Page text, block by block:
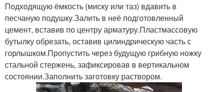
Подходящую ёмкость (миску или таз) вдавить в
песчаную подушку.Залить в неё подготовленный
цемент, вставив по центру арматуру.Пластмассовую
бутылку обрезать, оставив цилиндрическую часть с
горлышком.Пропустить через будущую грибную ножку
стальной стержень, зафиксировав в вертикальном
состоянии.Заполнить заготовку раствором.